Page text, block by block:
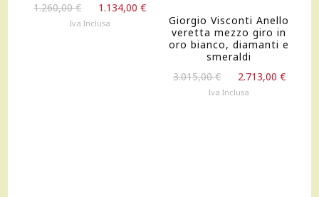
1.260,00€
prezzo
1.134,00€
prezzo
attuale
Iva Inclusa
Giorgio Visconti Anello
veretta mezzo giro in
oro bianco, diamanti e
smeraldi
3.015,00€
prezzo
2.713,00 €
Iva Inclusa